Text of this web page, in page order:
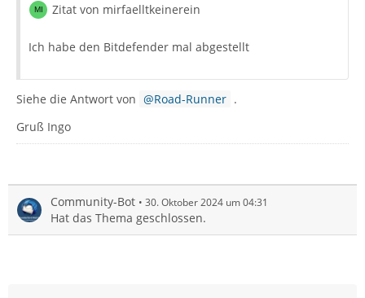
Zitat von mirfaelltkeinerein
Ich habe den Bitdefender mal abgestellt
Siehe die Antwort von Road-Runner .
Gruß Ingo
Community-Bot 30. Oktober 2024 um 04:31
Hat das Thema geschlossen.